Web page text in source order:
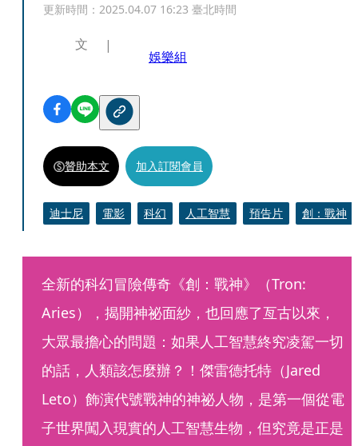
更新時間： 2025.04.07 16:23 臺北時間
文
娛樂組
贊助本文 加入訂閱會員
迪士尼 電影 科幻 人工智慧 預告片 創：戰神
全新的科幻冒險傳奇《創：戰神》（Tron:
Aries），揭開神祕面紗，也回應了亙古以來，
大眾最擔心的問題：如果人工智慧終究凌駕一切
的話，人類該怎麼辦？！傑雷德托特（Jared
Leto）飾演代號戰神的神祕人物，是第一個從電
子世界闖入現實的人工智慧生物，但究竟是正是